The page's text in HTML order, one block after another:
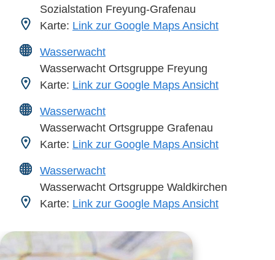
Sozialstation Freyung-Grafenau
Karte: Link zur Google Maps Ansicht
Wasserwacht
Wasserwacht Ortsgruppe Freyung
Karte: Link zur Google Maps Ansicht
Wasserwacht
Wasserwacht Ortsgruppe Grafenau
Karte: Link zur Google Maps Ansicht
Wasserwacht
Wasserwacht Ortsgruppe Waldkirchen
Karte: Link zur Google Maps Ansicht